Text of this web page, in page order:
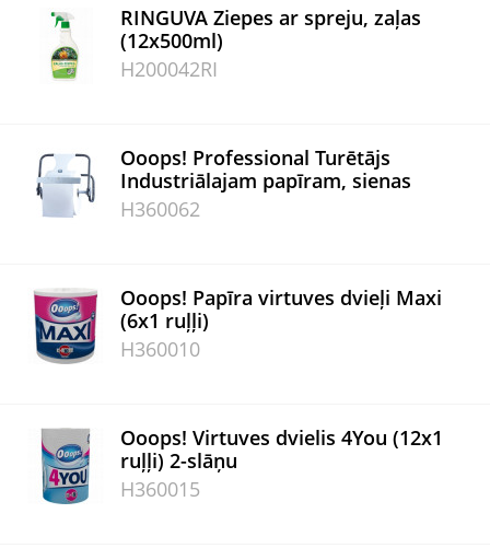
RINGUVA Ziepes ar spreju, zaļas
(12x500ml)
H200042RI
Ooops! Professional Turētājs
Industriālajam papīram, sienas
H360062
Ooops! Papīra virtuves dvieļi Maxi
(6x1 ruļļi)
H360010
Ooops! Virtuves dvielis 4You (12x1
ruļļi) 2-slāņu
H360015